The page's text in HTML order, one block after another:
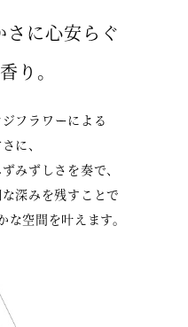
に心安らぐ
り。
フラワーによる
に、
みずしさを奏で、
深みを残すことで
空間を叶えます。